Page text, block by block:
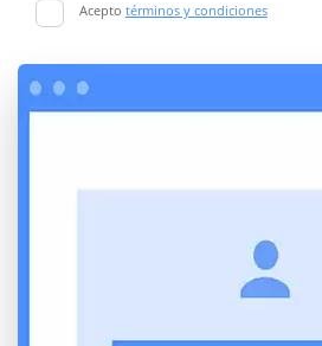
Acepto términos y condiciones